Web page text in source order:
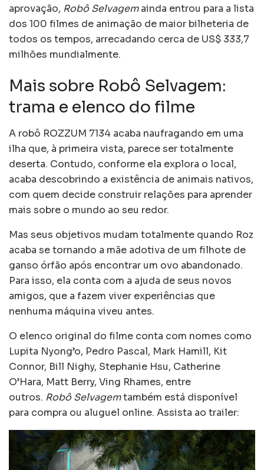
aprovação, Robô Selvagemainda entrou para a lista
dos 100 filmes de animação de maior bilheteria de
todos os tempos, arrecadando cerca de US$ 333,7
milhões mundialmente.
Mais sobre Robô Selvagem:
trama e elenco do filme
A robô ROZZUM 7134 acaba naufragando em uma
ilha que, à primeira vista, parece ser totalmente
deserta. Contudo, conforme ela explora o local,
acaba descobrindo a existência de animais nativos,
com quem decide construir relações para aprender
mais sobre o mundo ao seu redor.
Mas seus objetivos mudam totalmente quando Roz
acaba se tornando a mãe adotiva de um filhote de
ganso órfão após encontrar um ovo abandonado.
Para isso, ela conta com a ajuda de seus novos
amigos, que a fazem viver experiências que
nenhuma máquina viveu antes.
O elenco original do filme conta com nomes como
Lupita Nyong’o, Pedro Pascal, Mark Hamill, Kit
Connor, Bill Nighy, Stephanie Hsu, Catherine
O’Hara, Matt Berry, Ving Rhames, entre
outros. Robô Selvagemtambém está disponível
para compra ou aluguel online. Assista ao trailer: